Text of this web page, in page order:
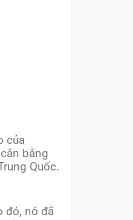
của
bằng
Quốc.
đó, nó đã